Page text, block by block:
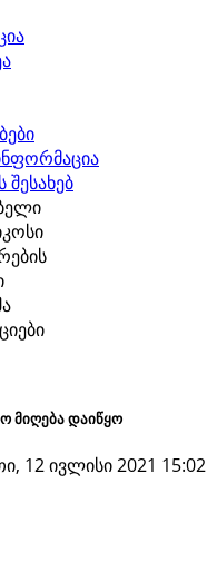
მიღება დაიწყო
12 ივლისი 2021 15:02